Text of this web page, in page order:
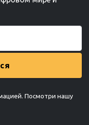
Посмотри нашу